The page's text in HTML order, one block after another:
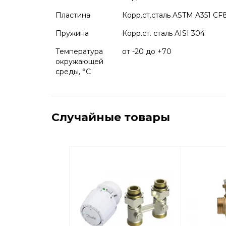
Пластина
Корр.ст.сталь ASTM A351
Пружина
Корр.ст. сталь AISI 304
Температура
окружающей
среды, °С
от -20 до +70
Случайные товары